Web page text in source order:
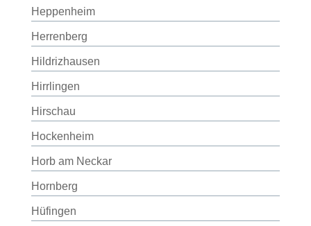
Heppenheim
Herrenberg
Hildrizhausen
Hirrlingen
Hirschau
Hockenheim
Horb am Neckar
Hornberg
Hüfingen